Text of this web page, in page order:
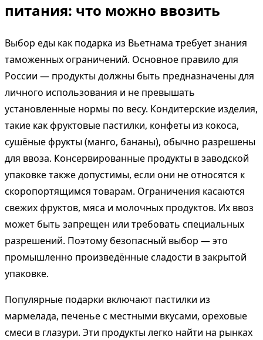
питания: что можно ввозить
Выбор еды как подарка из Вьетнама требует знания
таможенных ограничений. Основное правило для
России — продукты должны быть предназначены для
личного использования и не превышать
установленные нормы по весу. Кондитерские изделия,
такие как фруктовые пастилки, конфеты из кокоса,
сушёные фрукты (манго, бананы), обычно разрешены
для ввоза. Консервированные продукты в заводской
упаковке также допустимы, если они не относятся к
скоропортящимся товарам. Ограничения касаются
свежих фруктов, мяса и молочных продуктов. Их ввоз
может быть запрещен или требовать специальных
разрешений. Поэтому безопасный выбор — это
промышленно произведённые сладости в закрытой
упаковке.
Популярные подарки включают пастилки из
мармелада, печенье с местными вкусами, ореховые
смеси в глазури. Эти продукты легко найти на рынках